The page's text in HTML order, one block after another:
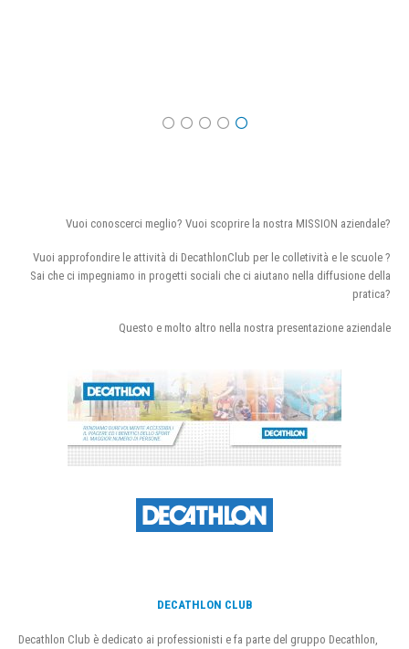
Vuoi conoscerci meglio? Vuoi scoprire la nostra MISSION aziendale?
Vuoi approfondire le attività di DecathlonClub per le colletività e le scuole ?
Sai che ci impegniamo in progetti sociali che ci aiutano nella diffusione della
pratica?
Questo e molto altro nella nostra presentazione aziendale
DECATHLON CLUB
Decathlon Club è dedicato ai professionisti e fa parte del gruppo Decathlon,